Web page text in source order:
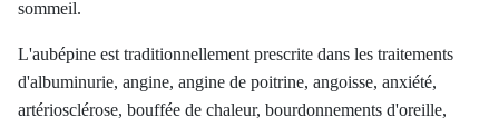
sommeil.
L'aubépine est traditionnellement prescrite dans les traitements
d'albuminurie, angine, angine de poitrine, angoisse, anxiété,
artériosclérose, bouffée de chaleur, bourdonnements d'oreille,